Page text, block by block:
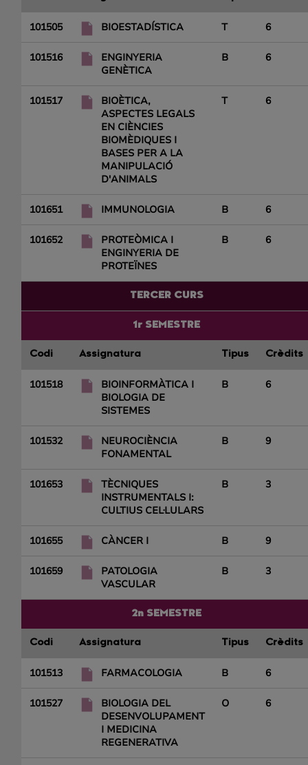
101505 BIOESTADÍSTICA T 6
101516
ENGINYERIA
GENÈTICA
B 6
101517
BIOÈTICA,
ASPECTES LEGALS
EN CIÈNCIES
BIOMÈDIQUES I
BASES PER A LA
MANIPULACIÓ
D'ANIMALS
T 6
101651 IMMUNOLOGIA B 6
101652
PROTEÒMICA I
ENGINYERIA DE
PROTEÏNES
B 6
TERCER CURS
1r SEMESTRE
Codi Assignatura Tipus Crèdits
101518
BIOINFORMÀTICA I
BIOLOGIA DE
SISTEMES
B 6
101532
NEUROCIÈNCIA
FONAMENTAL
B 9
101653
TÈCNIQUES
INSTRUMENTALS I:
CULTIUS CEL·LULARS
B 3
101655 CÀNCER I B 9
101659
PATOLOGIA
VASCULAR
B 3
2n SEMESTRE
Codi Assignatura Tipus Crèdits
101513 FARMACOLOGIA B 6
101527
BIOLOGIA DEL
DESENVOLUPAMENT
I MEDICINA
REGENERATIVA
O 6